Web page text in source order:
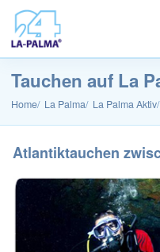
Tauchen auf La
Home La Palma La Palma Aktiv
Atlantiktauchen